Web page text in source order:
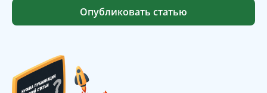
Опубликовать статью